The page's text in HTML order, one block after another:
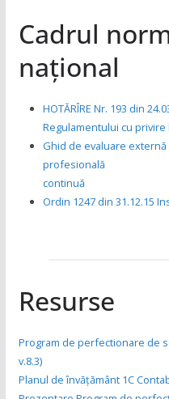
Cadrul
național
HOTĂRÎRE Nr. 193 din
Regulamentului cu
Ghid de evaluare
profesională
continuă
Ordin 1247 din 31.12.15
Resurse
Program de perfectionare de
v.8.3)
Planul de învățământ 1C